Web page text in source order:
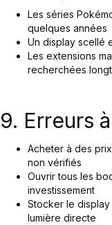
Les séries
quelques années
Un display scellé
Les extensions
recherchées
9. Erreurs
Acheter à des
non vérifiés
Ouvrir tous les
investissement
Stocker le
lumière directe